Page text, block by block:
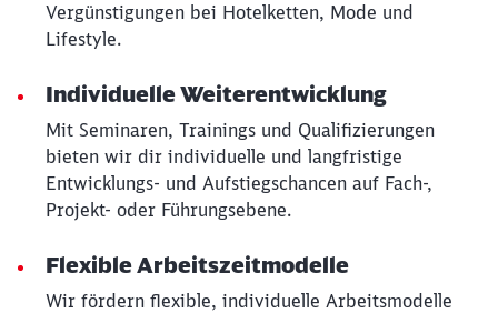
Vergünstigungen bei Hotelketten, Mode und
Lifestyle.
Individuelle Weiterentwicklung
Mit Seminaren, Trainings und Qualifizierungen
bieten wir dir individuelle und langfristige
Entwicklungs- und Aufstiegschancen auf Fach-,
Projekt- oder Führungsebene.
Flexible Arbeitszeitmodelle
Wir fördern flexible, individuelle Arbeitsmodelle